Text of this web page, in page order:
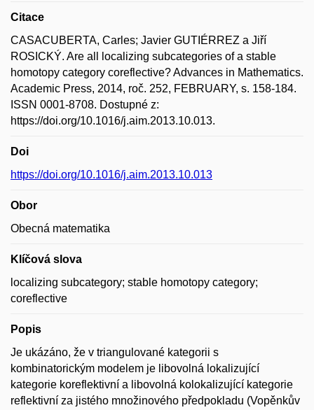
Citace
CASACUBERTA, Carles; Javier GUTIÉRREZ a Jiří
ROSICKÝ. Are all localizing subcategories of a stable
homotopy category coreflective? Advances in Mathematics.
Academic Press, 2014, roč. 252, FEBRUARY, s. 158-184.
ISSN 0001-8708. Dostupné z:
https://doi.org/10.1016/j.aim.2013.10.013.
Doi
https://doi.org/10.1016/j.aim.2013.10.013
Obor
Obecná matematika
Klíčová slova
localizing subcategory; stable homotopy category;
coreflective
Popis
Je ukázáno, že v triangulované kategorii s
kombinatorickým modelem je libovolná lokalizující
kategorie koreflektivní a libovolná kolokalizující kategorie
reflektivní za jistého množinového předpokladu (Vopěnkův